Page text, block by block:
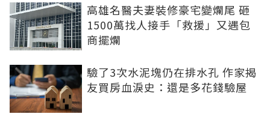
高雄名醫夫妻裝修豪宅變爛尾 砸
1500萬找人接手「救援」又遇包
商擺爛
驗了3次水泥塊仍在排水孔 作家揭
友買房血淚史：還是多花錢驗屋